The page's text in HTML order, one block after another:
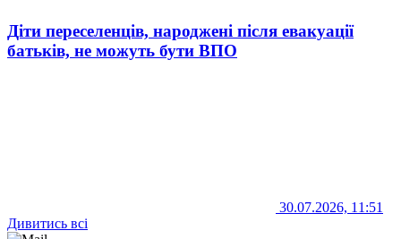
Діти переселенців, народжені після евакуації
батьків, не можуть бути ВПО
30.07.2026, 11:51
Дивитись всі